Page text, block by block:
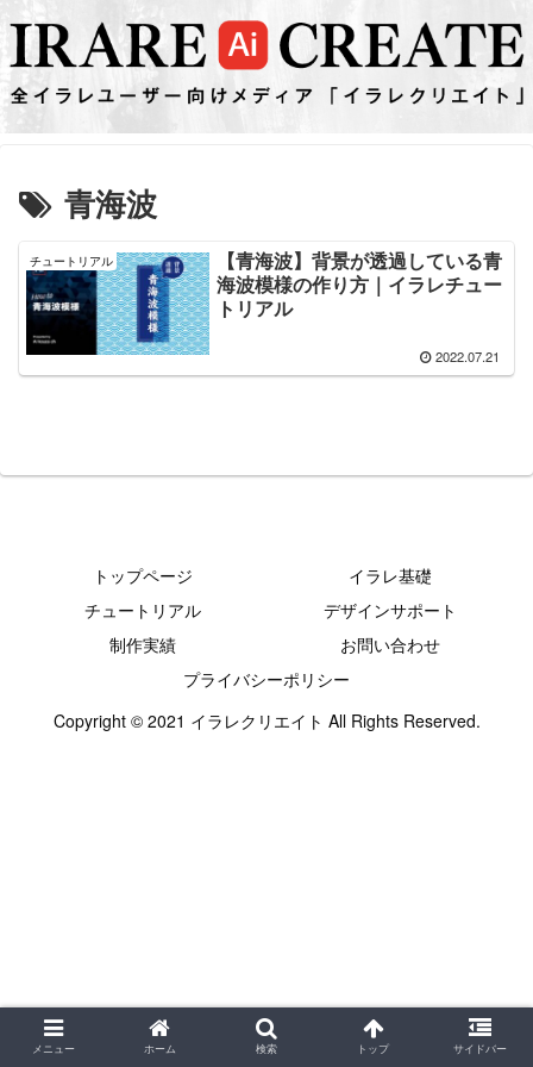
青海波
チュートリアル
【青海波】背景が透過している青
海波模様の作り方｜イラレチュー
トリアル
2022.07.21
トップページ
イラレ基礎
チュートリアル
デザインサポート
制作実績
お問い合わせ
プライバシーポリシー
Copyright © 2021 イラレクリエイト All Rights Reserved.
メニュー ホーム 検索 トップ サイドバー